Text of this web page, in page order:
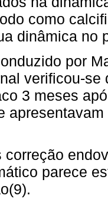
como
dinâmica no
por
verificou-se
3 meses
correção
parece